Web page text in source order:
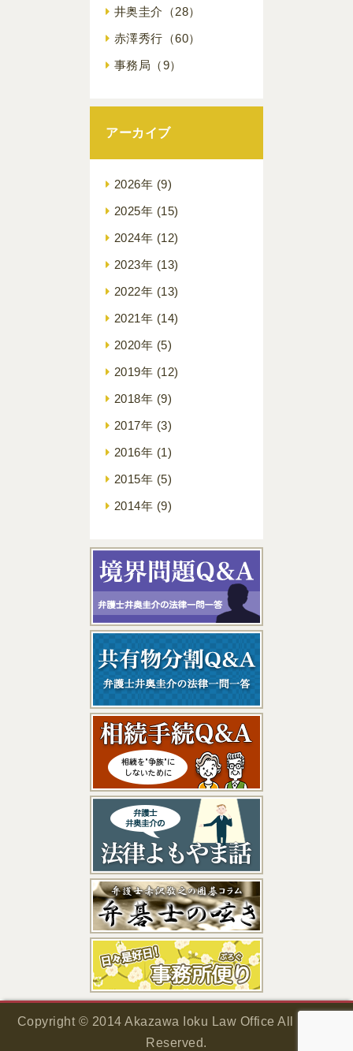
井奥圭介 （28）
赤澤秀行 （60）
事務局 （9）
アーカイブ
2026年 (9)
2025年 (15)
2024年 (12)
2023年 (13)
2022年 (13)
2021年 (14)
2020年 (5)
2019年 (12)
2018年 (9)
2017年 (3)
2016年 (1)
2015年 (5)
2014年 (9)
Copyright © 2014 Akazawa Ioku Law Office All Rights
Reserved.